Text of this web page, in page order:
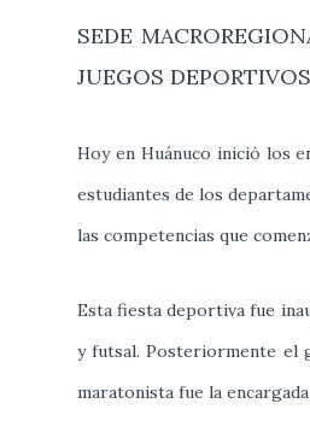
SEDE
JUEGOS
Hoy en Huánuco inició los
estudiantes de los
las competencias que
Esta fiesta deportiva fue
y futsal. Posteriormente el
maratonista fue la